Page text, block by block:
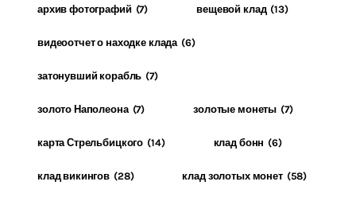
архив фотографий (7) вещевой клад (13)
видеоотчет о находке клада (6)
затонувший корабль (7)
золото Наполеона (7) золотые монеты (7)
карта Стрельбицкого (14) клад бонн (6)
клад викингов (28) клад золотых монет (58)